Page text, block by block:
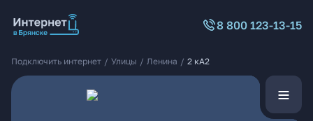
8 800 123-13-15
Подключить интернет / Улицы / Ленина / 2 кА2